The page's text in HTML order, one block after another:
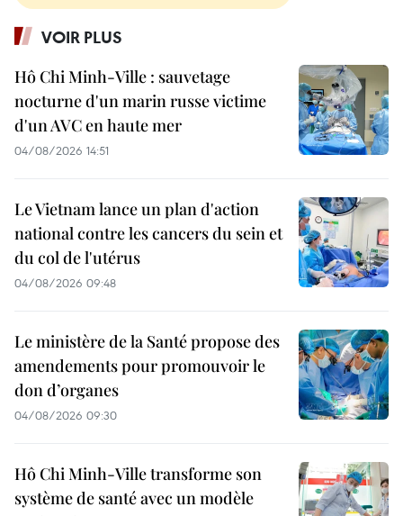
VOIR PLUS
Hô Chi Minh-Ville : sauvetage
nocturne d'un marin russe victime
d'un AVC en haute mer
04/08/2026 14:51
Le Vietnam lance un plan d'action
national contre les cancers du sein et
du col de l'utérus
04/08/2026 09:48
Le ministère de la Santé propose des
amendements pour promouvoir le
don d’organes
04/08/2026 09:30
Hô Chi Minh-Ville transforme son
système de santé avec un modèle